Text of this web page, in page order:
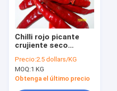
Sobre nosotros
Viaje de la fábrica
Contacto los E.E.U.U.
Chilli rojo picante
crujiente seco
Precio:2.5 dollars/KG
MOQ:1 KG
Obtenga el último precio